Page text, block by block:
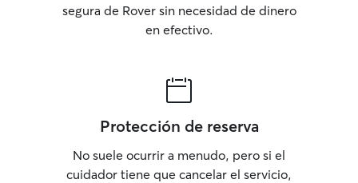
segura de Rover sin necesidad de dinero
en efectivo.
Protección de reserva
No suele ocurrir a menudo, pero si el
cuidador tiene que cancelar el servicio,